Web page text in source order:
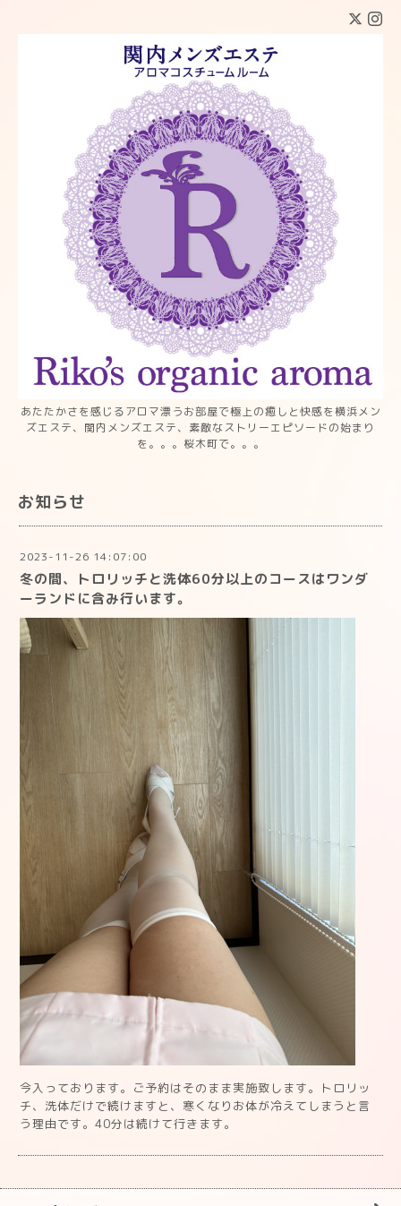
あたたかさを感じるアロマ漂うお部屋で極上の癒しと快感を横浜メン
ズエステ、関内メンズエステ、素敵なストリーエピソードの始まり
を。。。桜木町で。。。
お知らせ
2023-11-26 14:07:00
冬の間、トロリッチと洗体60分以上のコースはワンダ
ーランドに含み行います。
今入っております。ご予約はそのまま実施致します。トロリッ
チ、洗体だけで続けますと、寒くなりお体が冷えてしまうと言
う理由です。40分は続けて行きます。